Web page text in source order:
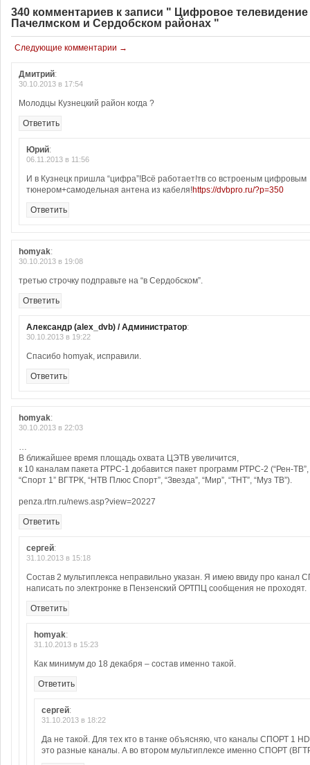
340 комментариев к записи " Цифровое
Пачелмском и Сердобском районах "
Следующие комментарии →
Дмитрий:
30.10.2013 в 17:54
Молодцы Кузнецкий район когда ?
Ответить
Юрий:
06.11.2013 в 11:56
И в Кузнецк пришла “цифра”!Всё работает!тв со встроеным цифровым
тюнером+самодельная антена из кабеля!https://dvbpro.ru/?p=350
Ответить
homyak:
30.10.2013 в 19:08
третью строчку подправьте на “в Сердобском”.
Ответить
Александр (alex_dvb) / Администратор:
30.10.2013 в 19:22
Спасибо homyak, исправили.
Ответить
homyak:
30.10.2013 в 22:03
…
В ближайшее время площадь охвата ЦЭТВ увеличится,
к 10 каналам пакета РТРС-1 добавится пакет программ РТРС-2 (“Рен-
“Спорт 1” ВГТРК, “НТВ Плюс Спорт”, “Звезда”, “Мир”, “ТНТ”, “Муз ТВ”).
penza.rtrn.ru/news.asp?view=20227
Ответить
сергей:
31.10.2013 в 15:18
Состав 2 мультиплекса неправильно указан. Я имею ввиду про канал
написать по электронке в Пензенский ОРТПЦ сообщения не проходят.
Ответить
homyak:
31.10.2013 в 15:23
Как минимум до 18 декабря – состав именно такой.
Ответить
сергей:
31.10.2013 в 18:22
Да не такой. Для тех кто в танке объясняю, что каналы СПОРТ 1
это разные каналы. А во втором мультиплексе именно СПОРТ